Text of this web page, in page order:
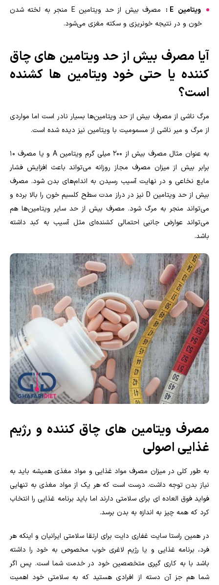
ویتامین E
:
مصرف بیش از حد ویتامین E منجر به لخته شدن
خون و در نتیجه خونریزی و سکته مغزی می‌شود.
آیا مصرف بیش از حد ویتامین های چاق
کننده یا حتی خود ویتامین ها کشنده
است؟
مرگ ناشی از مصرف بیش از حد ویتامین‌ها بسیار نادر است اما مواردی
از مرگ و میر ناشی از مسمومیت با ویتامین نیز دیده شده است.
به عنوان مثال مصرف بیش از 200 میلی گرم ویتامین A و یا مصرف 10
برابر بیش از میزان مصرف مجاز روزانه می‌تواند باعث افزایش فشار
مایع نخاعی و در نهایت آسیب رسیدن به اندام‌های بدن شود. مصرف
بیش از حد ویتامین D نیز در دراز مدت سطح کلسیم خون را بالا برده و
می‌تواند منجر به مرگ شود. مصرف بیش از حد سایر ویتامین‌ها هم
می‌تواند عوارض جانبی احتمالی کشنده‌ای مثل آسیب به کبد داشته
باشد.
مصرف ویتامین های چاق کننده و رژیم
غذایی اصولی
به طور کلی در میزان مصرف مواد غذایی و مواد مغذی همیشه باید به
نیاز بدن توجه داشت. درست است که هر یک از مواد مغذی به تنهایی
فواید فوق العاده ای برای سلامتی دارند اما باید برنامه غذایی را انتخاب
کرد که همه چیز به اندازه به بدن برسد.
در همین راستا سایت غفاری دایت برای ارتقا سلامتی ایرانیان و اینکه هر
فرد، برنامه غذایی و یا رژیم لاغری خوب مخصوص به خود را داشته
باشد با به کاری گیری متخصصین خود در خدمت شما است. پس اگر
شما هم جز آن دسته از افرادی هستید که به سلامتی خود اهمیت